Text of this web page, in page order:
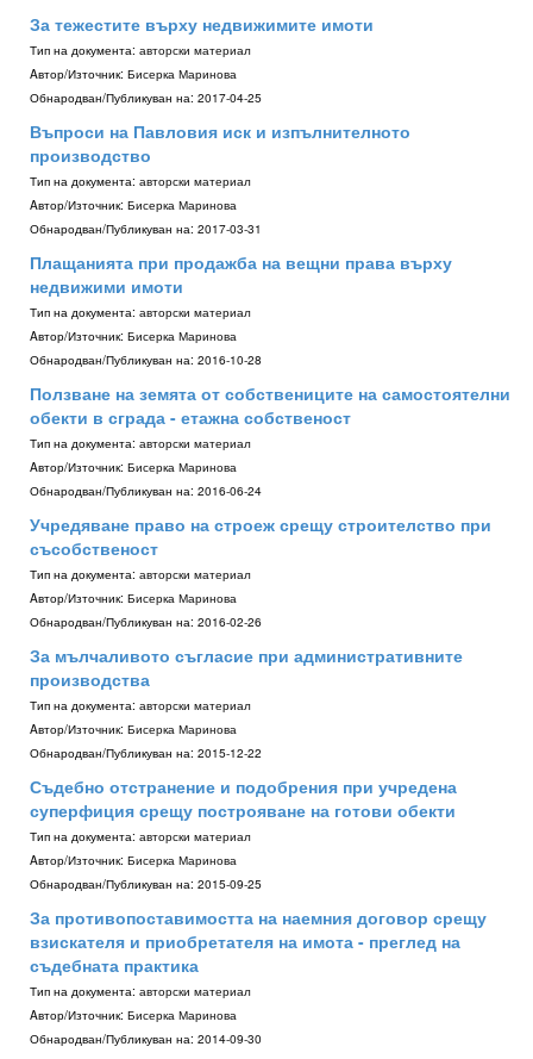
За тежестите върху недвижимите имоти
Тип на документа: авторски материал
Aвтор/Източник: Бисерка Маринова
Обнародван/Публикуван на: 2017-04-25
Въпроси на Павловия иск и изпълнителното
производство
Тип на документа: авторски материал
Aвтор/Източник: Бисерка Маринова
Обнародван/Публикуван на: 2017-03-31
Плащанията при продажба на вещни права върху
недвижими имоти
Тип на документа: авторски материал
Aвтор/Източник: Бисерка Маринова
Обнародван/Публикуван на: 2016-10-28
Ползване на земята от собствениците на самостоятелни
обекти в сграда - етажна собственост
Тип на документа: авторски материал
Aвтор/Източник: Бисерка Маринова
Обнародван/Публикуван на: 2016-06-24
Учредяване право на строеж срещу строителство при
съсобственост
Тип на документа: авторски материал
Aвтор/Източник: Бисерка Маринова
Обнародван/Публикуван на: 2016-02-26
За мълчаливото съгласие при административните
производства
Тип на документа: авторски материал
Aвтор/Източник: Бисерка Маринова
Обнародван/Публикуван на: 2015-12-22
Съдебно отстранение и подобрения при учредена
суперфиция срещу построяване на готови обекти
Тип на документа: авторски материал
Aвтор/Източник: Бисерка Маринова
Обнародван/Публикуван на: 2015-09-25
За противопоставимостта на наемния договор срещу
взискателя и приобретателя на имота - преглед на
съдебната практика
Тип на документа: авторски материал
Aвтор/Източник: Бисерка Маринова
Обнародван/Публикуван на: 2014-09-30